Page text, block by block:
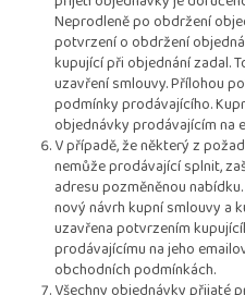
Neprodleně po obdržení
potvrzení o obdržení
kupující při objednání zadal.
uzavření smlouvy. Přílohou
podmínky prodávajícího.
objednávky prodávajícím na
V případě, že některý z
nemůže prodávající splnit,
adresu pozměněnou
nový návrh kupní smlouvy a
uzavřena potvrzením
prodávajícímu na jeho
obchodních podmínkách.